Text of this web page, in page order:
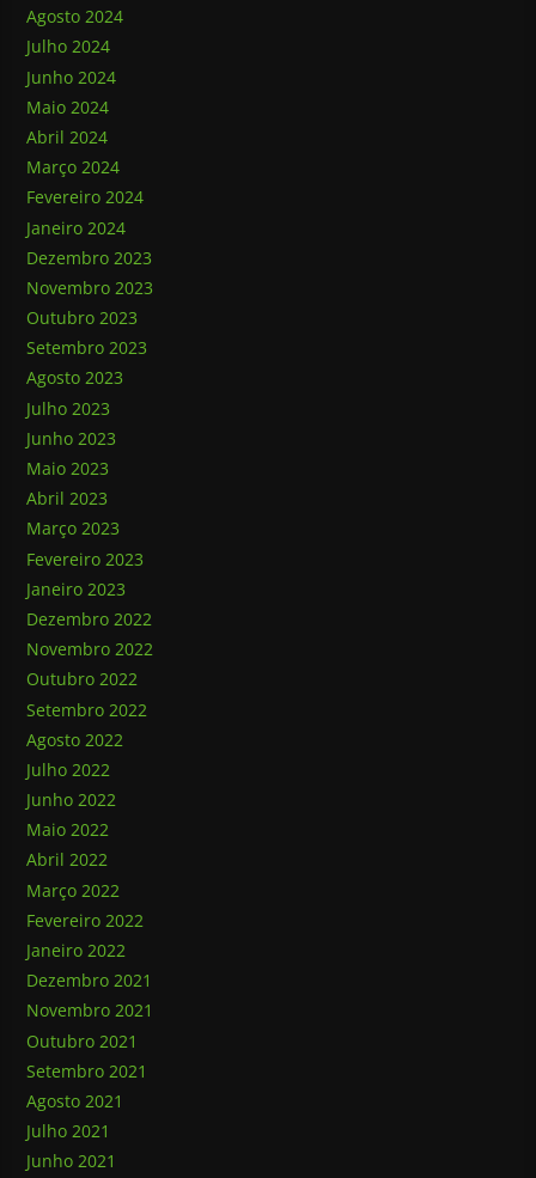
Agosto 2024
Julho 2024
Junho 2024
Maio 2024
Abril 2024
Março 2024
Fevereiro 2024
Janeiro 2024
Dezembro 2023
Novembro 2023
Outubro 2023
Setembro 2023
Agosto 2023
Julho 2023
Junho 2023
Maio 2023
Abril 2023
Março 2023
Fevereiro 2023
Janeiro 2023
Dezembro 2022
Novembro 2022
Outubro 2022
Setembro 2022
Agosto 2022
Julho 2022
Junho 2022
Maio 2022
Abril 2022
Março 2022
Fevereiro 2022
Janeiro 2022
Dezembro 2021
Novembro 2021
Outubro 2021
Setembro 2021
Agosto 2021
Julho 2021
Junho 2021